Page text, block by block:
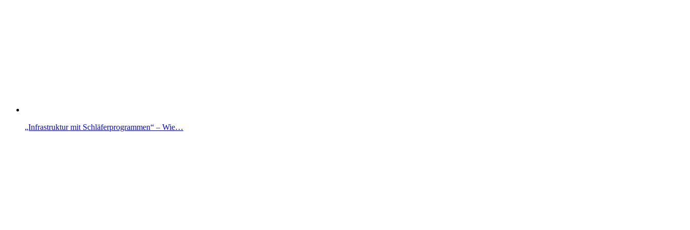
„Infrastruktur mit Schläferprogrammen“ – Wie…